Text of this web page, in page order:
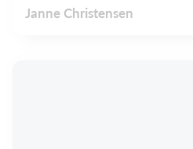
Janne Christensen